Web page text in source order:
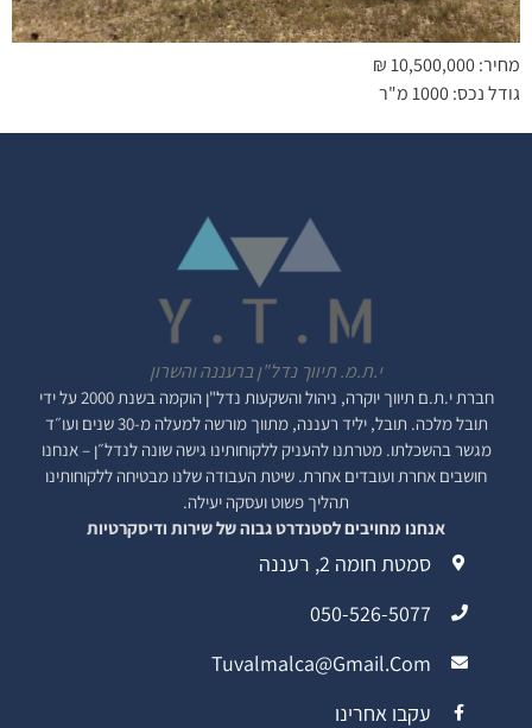
מחיר: 10,500,000 ₪
גודל נכס: 1000 מ"ר
י.ת.מ. תיווך נדל"ן ברעננה והשרון
חברת י.ת.ם תיווך יוקרה, ניהול והשקעות נדל"ן
הוקמה בשנת 2000 על ידי
תובל מלכה. תובל, יליד רעננה, מתווך מורשה למעלה מ-30 שנים ועו״ד
מגשר בהשכלתו. מטרתנו להעניק ללקוחותינו גישה שונה לנדל״ן – אנחנו
חושבים אחרת ועובדים אחרת. שיטת העבודה שלנו מבטיחה ללקוחותינו
תהליך פשוט ועסקה יעילה.
אנחנו מחויבים לסטנדרט גבוה של שירות ודיסקרטיות
סמטת חומה 2, רעננה
050-526-5077
Tuvalmalca@gmail.com
עקבו אחרינו